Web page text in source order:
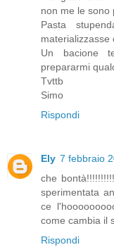
non me le sono
Pasta
materializzasse
Un bacione
prepararmi
Tvttb
Simo
Rispondi
Ely 7 febbraio
che
sperimentata
ce
come cambia il
Rispondi